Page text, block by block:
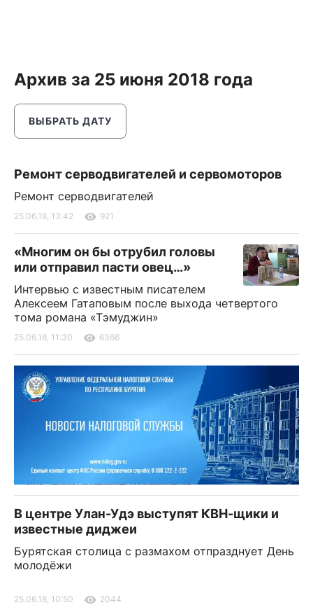
Архив за 25 июня 2018 года
ВЫБРАТЬ ДАТУ
Ремонт серводвигателей и сервомоторов
Ремонт серводвигателей
25.06.18, 13:42 921
«Многим он бы отрубил головы
или отправил пасти овец…»
Интервью с известным писателем
Алексеем Гатаповым после выхода четвертого
тома романа «Тэмуджин»
25.06.18, 11:30 6366
В центре Улан-Удэ выступят КВН-щики и
известные диджеи
Бурятская столица с размахом отпразднует День
молодёжи
25.06.18, 10:50 2044